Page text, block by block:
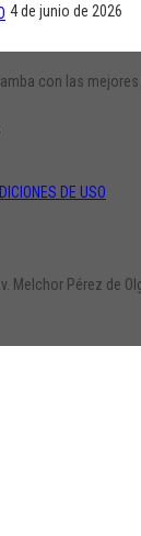
4 de junio de 2026
con las
DE USO
Melchor Pérez de